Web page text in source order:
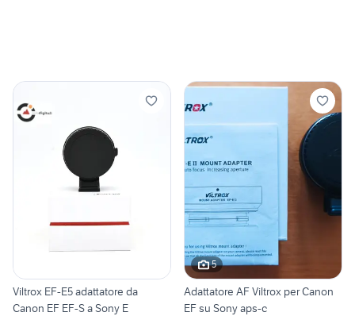
Viltrox EF-E5 adattatore da
Canon EF EF-S a Sony E
5
Adattatore AF Viltrox per Canon
EF su Sony aps-c